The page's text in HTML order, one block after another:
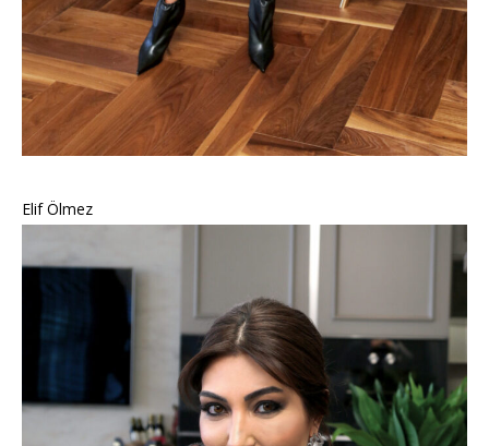
Elif Ölmez